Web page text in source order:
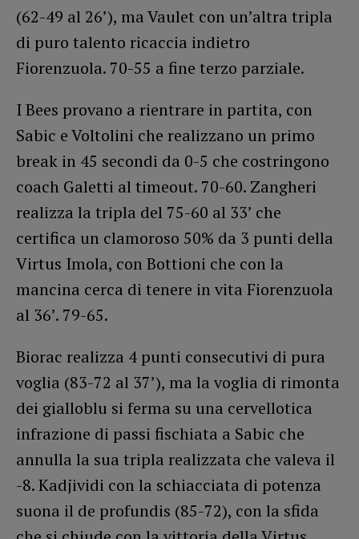
(62-49 al 26’), ma Vaulet con un’altra tripla
di puro talento ricaccia indietro
Fiorenzuola. 70-55 a fine terzo parziale.
I Bees provano a rientrare in partita, con
Sabic e Voltolini che realizzano un primo
break in 45 secondi da 0-5 che costringono
coach Galetti al timeout. 70-60. Zangheri
realizza la tripla del 75-60 al 33’ che
certifica un clamoroso 50% da 3 punti della
Virtus Imola, con Bottioni che con la
mancina cerca di tenere in vita Fiorenzuola
al 36’. 79-65.
Biorac realizza 4 punti consecutivi di pura
voglia (83-72 al 37’), ma la voglia di rimonta
dei gialloblu si ferma su una cervellotica
infrazione di passi fischiata a Sabic che
annulla la sua tripla realizzata che valeva il
-8. Kadjividi con la schiacciata di potenza
suona il de profundis (85-72), con la sfida